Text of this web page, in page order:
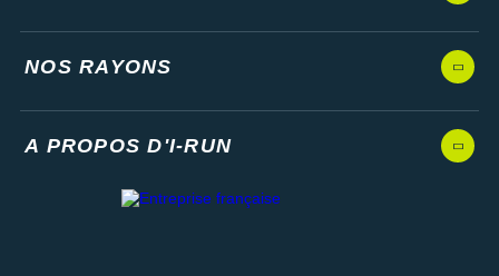
NOS RAYONS
A PROPOS D'I-RUN